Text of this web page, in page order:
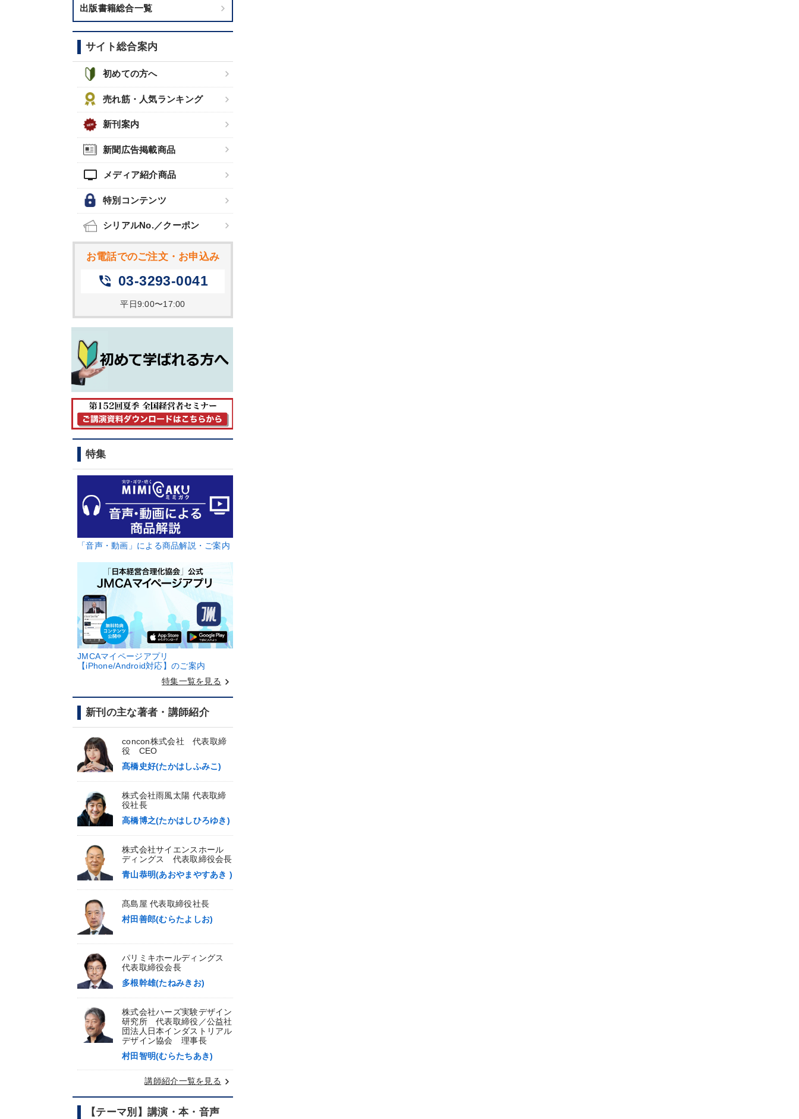
出版書籍総合一覧
サイト総合案内
初めての方へ
売れ筋・人気ランキング
新刊案内
新聞広告掲載商品
tv メディア紹介商品
特別コンテンツ
シリアルNo.／クーポン
お電話でのご注文・お申込み
phone_in_talk 03-3293-0041
平日9:00〜17:00
特集
「音声・動画」による商品解説・ご案内
JMCAマイページアプリ
【iPhone/Android対応】のご案内
特集一覧を見る keyboard_arrow_right
新刊の主な著者・講師紹介
concon株式会社 代表取締
役 CEO
髙橋史好(たかはしふみこ)
株式会社雨風太陽 代表取締
役社長
高橋博之(たかはしひろゆき)
株式会社サイエンスホール
ディングス 代表取締役会長
青山恭明(あおやまやすあき )
髙島屋 代表取締役社長
村田善郎(むらたよしお)
パリミキホールディングス
代表取締役会長
多根幹雄(たねみきお)
株式会社ハーズ実験デザイン
研究所 代表取締役／公益社
団法人日本インダストリアル
デザイン協会 理事長
村田智明(むらたちあき)
講師紹介一覧を見る keyboard_arrow_right
【テーマ別】講演・本・音声